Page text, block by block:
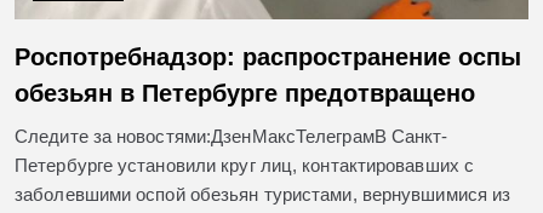
Роспотребнадзор: распространение оспы
обезьян в Петербурге предотвращено
Следите за новостями:ДзенМаксТелеграмВ Санкт-
Петербурге установили круг лиц, контактировавших с
заболевшими оспой обезьян туристами, вернувшимися из